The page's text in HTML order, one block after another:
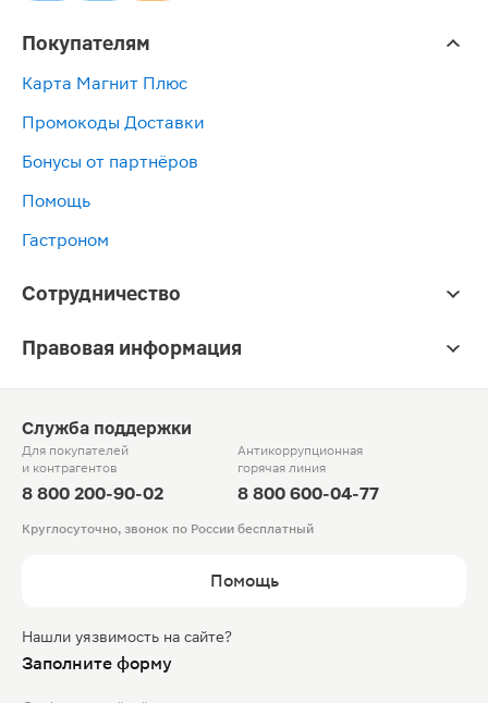
Покупателям
Карта Магнит Плюс
Промокоды Доставки
Бонусы от партнёров
Помощь
Гастроном
Сотрудничество
Правовая информация
Служба поддержки
Для покупателей
и контрагентов
8 800 200-90-02
Антикоррупционная
горячая линия
8 800 600-04-77
Круглосуточно, звонок по России бесплатный
Помощь
Нашли уязвимость на сайте?
Заполните форму